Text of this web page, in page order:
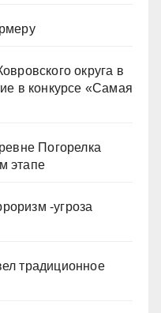
округа в
в конкурсе «Самая
Погорелка
этапе
-угроза
традиционное